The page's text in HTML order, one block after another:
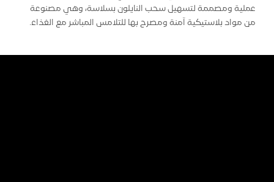
عملية ومصممة لتسهيل سحب النايلون بسلاسة، وهي مصنوعة
من مواد بلاستيكية آمنة ومصرح بها للتلامس المباشر مع الغذاء.